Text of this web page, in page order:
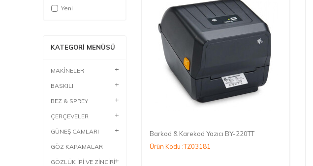
Yeni
KATEGORI MENÜSÜ
MAKİNELER
BASKILI
BEZ & SPREY
ÇERÇEVELER
GÜNEŞ CAMLARI
GÖZ KAPAMALAR
GÖZLÜK İPİ VE ZİNCİRİ
Barkod & Karekod Yazıcı BY-220TT
Ürün Kodu :TZ03181